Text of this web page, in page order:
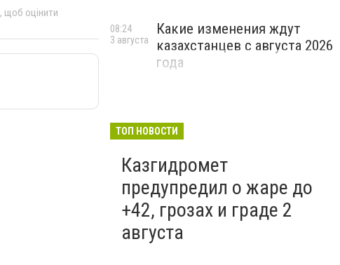
, щоб оцінити
Какие изменения ждут
казахстанцев с августа 2026
года
08:24
3 августа
ТОП НОВОСТИ
Казгидромет
предупредил о жаре до
+42, грозах и граде 2
августа